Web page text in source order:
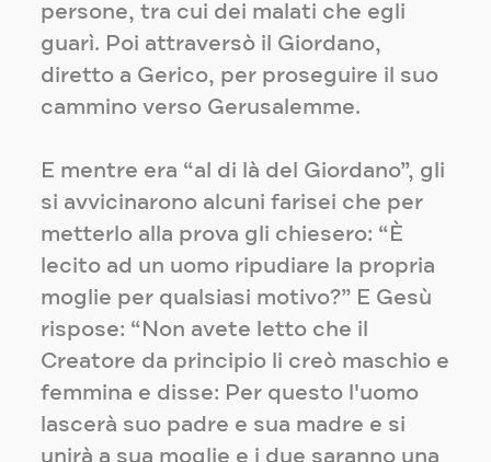
persone, tra cui dei malati che egli
guarì. Poi attraversò il Giordano,
diretto a Gerico, per proseguire il suo
cammino verso Gerusalemme.
E mentre era “al di là del Giordano”, gli
si avvicinarono alcuni farisei che per
metterlo alla prova gli chiesero: “È
lecito ad un uomo ripudiare la propria
moglie per qualsiasi motivo?” E Gesù
rispose: “Non avete letto che il
Creatore da principio li creò maschio e
femmina e disse: Per questo l'uomo
lascerà suo padre e sua madre e si
unirà a sua moglie e i due saranno una